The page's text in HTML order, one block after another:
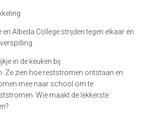
Albeda College strijden tegen elkaar én
in de keuken bij
Ze zien hoe reststromen ontstaan en
mee naar school om te
Wie maakt de lekkerste